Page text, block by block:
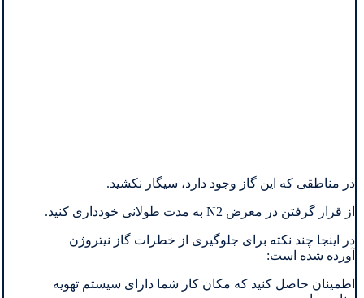
در مناطقی که این گاز وجود دارد، سیگار نکشید.
از قرار گرفتن در معرض N2 به مدت طولانی خودداری کنید.
در اینجا چند نکته برای جلوگیری از خطرات گاز نیتروژن
آورده شده است:
اطمینان حاصل کنید که مکان کار شما دارای سیستم تهویه